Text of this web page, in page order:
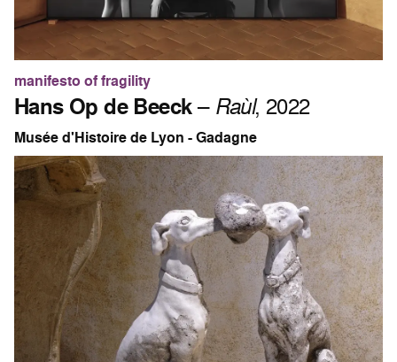
manifesto of fragility
Hans Op de Beeck– Raùl, 2022
Musée d'Histoire de Lyon - Gadagne